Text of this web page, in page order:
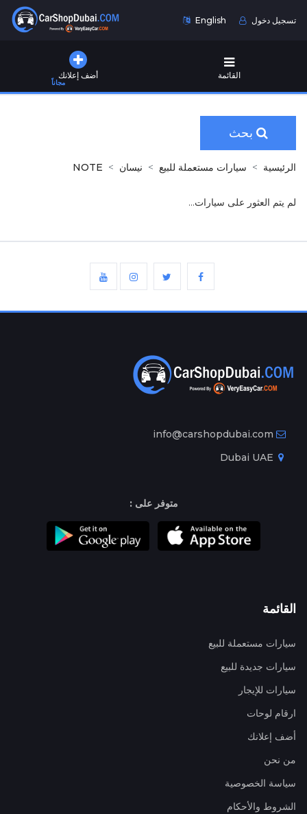
English تسجيل دخول
أضف إعلانك
مجاناً
القائمة
بحث
الرئيسية سيارات مستعملة للبيع نيسان NOTE
لم يتم العثور على سيارات...
info@carshopdubai.com
متوفر على :
القائمة
سيارات مستعملة للبيع
سيارات جديدة للبيع
سيارات للإيجار
ارقام لوحات
أضف إعلانك
من نحن
سياسة الخصوصية
الشروط والأحكام